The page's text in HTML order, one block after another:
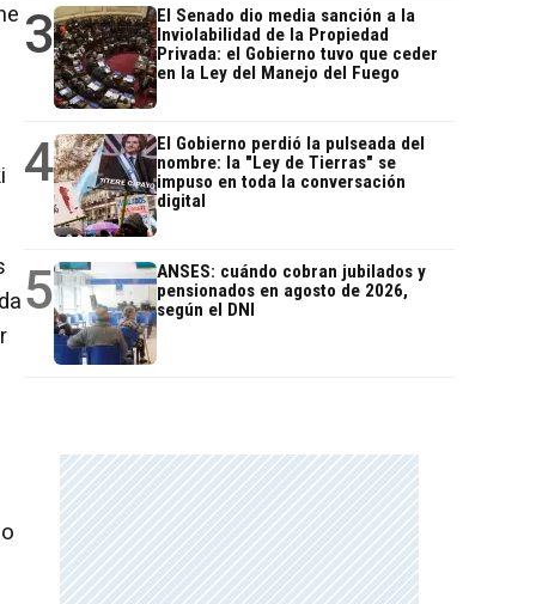
3
El Senado dio media sanción a la
Inviolabilidad de la Propiedad
Privada: el Gobierno tuvo que ceder
en la Ley del Manejo del Fuego
4
El Gobierno perdió la pulseada del
nombre: la "Ley de Tierras" se
impuso en toda la conversación
digital
5
ANSES: cuándo cobran jubilados y
pensionados en agosto de 2026,
según el DNI